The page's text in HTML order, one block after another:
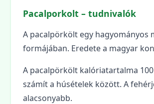
Pacalporkolt – tudnivalók
A pacalpörkölt egy hagyományos
formájában. Eredete a magyar
A pacalpörkölt kalóriatartalma
számít a húsételek között. A
alacsonyabb.